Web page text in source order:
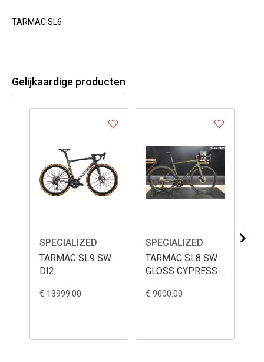
TARMAC SL6
Gelijkaardige producten
SPECIALIZED
TARMAC SL9 SW
DI2
€ 13999.00
SPECIALIZED
TARMAC SL8 SW
GLOSS CYPRESS
€ 9000.00